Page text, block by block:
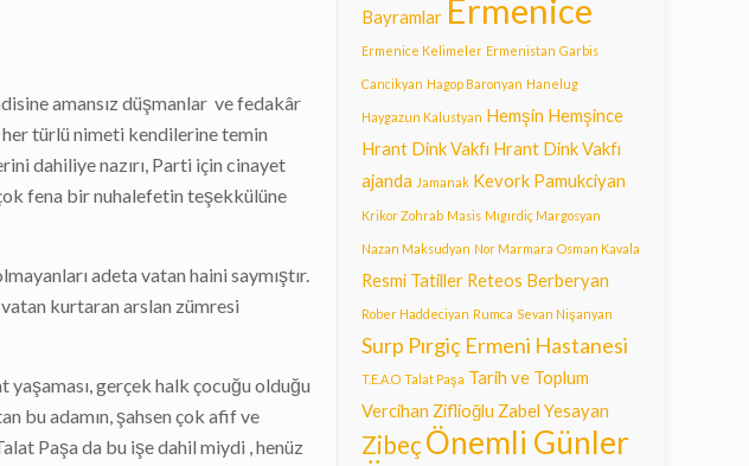
amansız düşmanlar ve fedakâr
her türlü nimeti kendilerine temin
dahiliye nazırı, Parti için cinayet
fena bir nuhalefetin teşekkülüne
adeta vatan haini saymıştır.
kurtaran arslan zümresi
gerçek halk çocuğu olduğu
bu adamın, şahsen çok afif ve
Paşa da bu işe dahil miydi , henüz
Bayramlar Ermenice
Ermenice Kelimeler Ermenistan Garbis
Cancikyan Hagop Baronyan Hanelug
Haygazun Kalustyan Hemşin Hemşince
Hrant Dink Vakfı Hrant Dink Vakfı
ajanda Jamanak Kevork Pamukciyan
Krikor Zohrab Masis Mıgırdiç Margosyan
Nazan Maksudyan Nor Marmara Osman Kavala
Resmi Tatiller Reteos Berberyan
Rober Haddeciyan Rumca Sevan Nişanyan
Surp Pırgiç Ermeni Hastanesi
T.E.A.O Talat Paşa Tarih ve Toplum
Vercihan Ziflioğlu Zabel Yesayan
ZibeçÖnemli Günler